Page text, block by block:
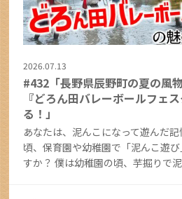
2026.07.13
#432「長野県辰野町の夏の風
『どろん田バレーボールフェ
る！」
あなたは、泥んこになって遊んだ
頃、保育園や幼稚園で「泥んこ遊
すか？ 僕は幼稚園の頃、芋掘りで